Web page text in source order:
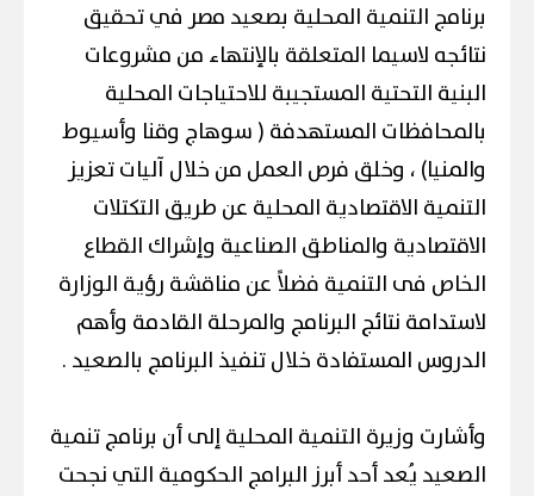
برنامج التنمية المحلية بصعيد مصر في تحقيق
نتائجه لاسيما المتعلقة بالإنتهاء من مشروعات
البنية التحتية المستجيبة للاحتياجات المحلية
بالمحافظات المستهدفة ( سوهاج وقنا وأسيوط
والمنيا) ، وخلق فرص العمل من خلال آليات تعزيز
التنمية الاقتصادية المحلية عن طريق التكتلات
الاقتصادية والمناطق الصناعية وإشراك القطاع
الخاص فى التنمية فضلاً عن مناقشة رؤية الوزارة
لاستدامة نتائج البرنامج والمرحلة القادمة وأهم
الدروس المستفادة خلال تنفيذ البرنامج بالصعيد .
وأشارت وزيرة التنمية المحلية إلى أن برنامج تنمية
الصعيد يُعد أحد أبرز البرامج الحكومية التي نجحت